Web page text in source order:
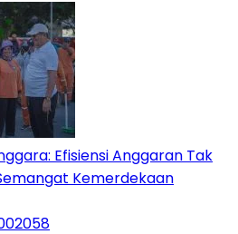
Efisiensi Anggaran Tak
Kemerdekaan